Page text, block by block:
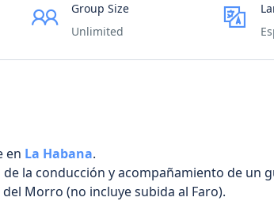
Group Size
Unlimited
en La Habana.
la conducción y acompañamiento de un
Morro (no incluye subida al Faro).